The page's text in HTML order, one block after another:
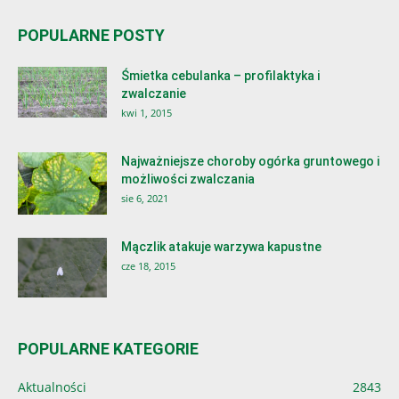
POPULARNE POSTY
Śmietka cebulanka – profilaktyka i
zwalczanie
kwi 1, 2015
Najważniejsze choroby ogórka gruntowego i
możliwości zwalczania
sie 6, 2021
Mączlik atakuje warzywa kapustne
cze 18, 2015
POPULARNE KATEGORIE
Aktualności 2843